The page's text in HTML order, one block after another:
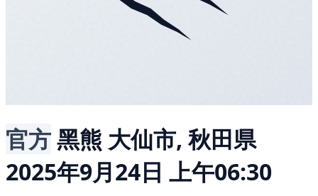
官方黑熊 大仙市, 秋田県
2025年9月24日 上午06:30